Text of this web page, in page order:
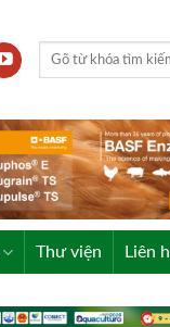
Thư viện Liên